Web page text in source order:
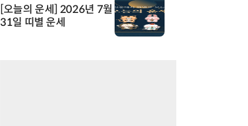
[오늘의 운세] 2026년 7월
31일 띠별 운세